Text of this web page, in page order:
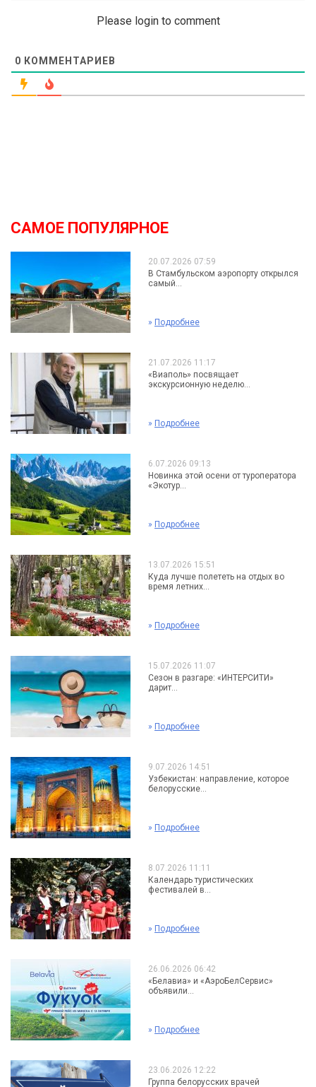
Please login to comment
0 КОММЕНТАРИЕВ
САМОЕ ПОПУЛЯРНОЕ
20.07.2026 07:59
В Стамбульском аэропорту открылся
самый...
» Подробнее
21.07.2026 11:17
«Виаполь» посвящает
экскурсионную неделю...
» Подробнее
6.07.2026 09:13
Новинка этой осени от туроператора
«Экотур...
» Подробнее
13.07.2026 15:51
Куда лучше полететь на отдых во
время летних...
» Подробнее
15.07.2026 11:07
Сезон в разгаре: «ИНТЕРСИТИ»
дарит...
» Подробнее
9.07.2026 14:51
Узбекистан: направление, которое
белорусские...
» Подробнее
8.07.2026 11:11
Календарь туристических
фестивалей в...
» Подробнее
26.06.2026 06:42
«Белавиа» и «АэроБелСервис»
объявили...
» Подробнее
23.06.2026 12:22
Группа белорусских врачей